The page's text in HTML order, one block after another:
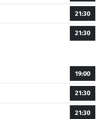
21:30
21:30
19:00
21:30
21:30